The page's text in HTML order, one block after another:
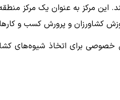
این مرکز به عنوان یک مرکز
کشاورزان و پرورش کسب و
برای اتخاذ شیوه‌های